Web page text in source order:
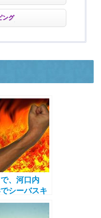
ング
、河口内
シーバスキ
♪ 爆風スラ